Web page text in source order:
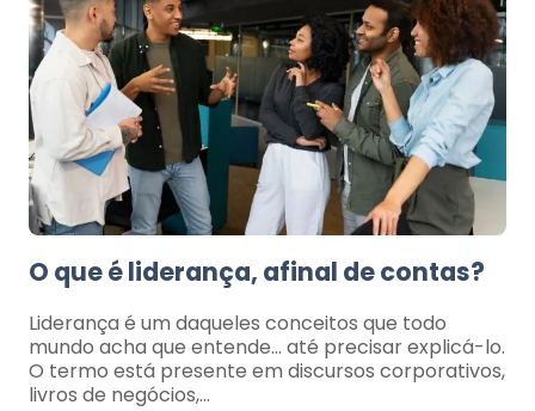
O que é liderança, afinal de contas?
Liderança é um daqueles conceitos que todo
mundo acha que entende… até precisar explicá-lo.
O termo está presente em discursos corporativos,
livros de negócios,…